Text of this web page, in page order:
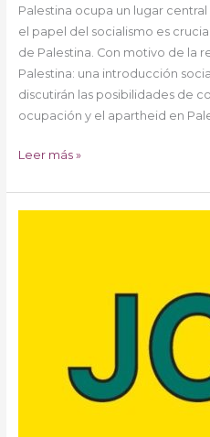
Palestina ocupa un lugar
el papel del socialismo es
de Palestina. Con motivo de la
Palestina: una introducción
discutirán las posibilidades de
ocupación y el apartheid en
Leer más »